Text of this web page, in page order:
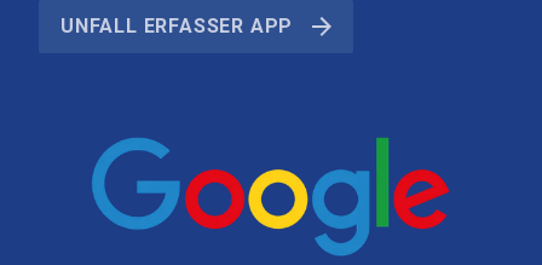
UNFALL ERFASSER APP